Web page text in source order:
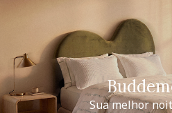
Sua melhor